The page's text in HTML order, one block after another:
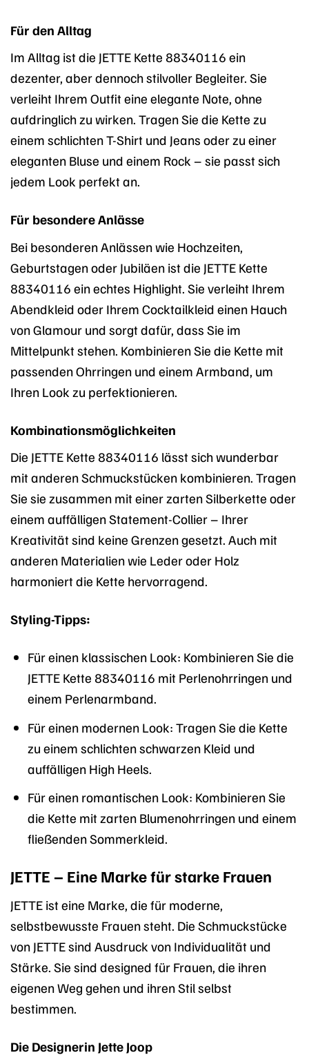
Für den Alltag
Im Alltag ist die JETTE Kette 88340116 ein
dezenter, aber dennoch stilvoller Begleiter. Sie
verleiht Ihrem Outfit eine elegante Note, ohne
aufdringlich zu wirken. Tragen Sie die Kette zu
einem schlichten T-Shirt und Jeans oder zu einer
eleganten Bluse und einem Rock – sie passt sich
jedem Look perfekt an.
Für besondere Anlässe
Bei besonderen Anlässen wie Hochzeiten,
Geburtstagen oder Jubiläen ist die JETTE Kette
88340116 ein echtes Highlight. Sie verleiht Ihrem
Abendkleid oder Ihrem Cocktailkleid einen Hauch
von Glamour und sorgt dafür, dass Sie im
Mittelpunkt stehen. Kombinieren Sie die Kette mit
passenden Ohrringen und einem Armband, um
Ihren Look zu perfektionieren.
Kombinationsmöglichkeiten
Die JETTE Kette 88340116 lässt sich wunderbar
mit anderen Schmuckstücken kombinieren. Tragen
Sie sie zusammen mit einer zarten Silberkette oder
einem auffälligen Statement-Collier – Ihrer
Kreativität sind keine Grenzen gesetzt. Auch mit
anderen Materialien wie Leder oder Holz
harmoniert die Kette hervorragend.
Styling-Tipps:
Für einen klassischen Look: Kombinieren Sie die
JETTE Kette 88340116 mit Perlenohrringen und
einem Perlenarmband.
Für einen modernen Look: Tragen Sie die Kette
zu einem schlichten schwarzen Kleid und
auffälligen High Heels.
Für einen romantischen Look: Kombinieren Sie
die Kette mit zarten Blumenohrringen und einem
fließenden Sommerkleid.
JETTE – Eine Marke für starke Frauen
JETTE ist eine Marke, die für moderne,
selbstbewusste Frauen steht. Die Schmuckstücke
von JETTE sind Ausdruck von Individualität und
Stärke. Sie sind designed für Frauen, die ihren
eigenen Weg gehen und ihren Stil selbst
bestimmen.
Die Designerin Jette Joop